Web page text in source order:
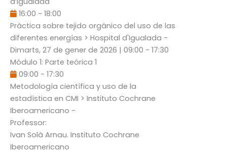
16:00 - 18:00
Práctica sobre tejido orgánico del uso de las
diferentes energías > Hospital d'Igualada -
Dimarts, 27 de gener de 2026 | 09:00 - 17:30
Módulo 1: Parte teórica 1
09:00 - 17:30
Metodología científica y uso de la
estadística en CMI > Instituto Cochrane
Iberoamericano -
Professor:
Ivan Solà Arnau. Instituto Cochrane
Iberoamericano